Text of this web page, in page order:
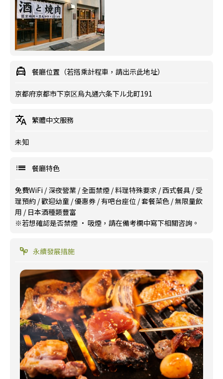
餐廳位置（若搭乘計程車，請出示此地址）
京都府京都市下京区烏丸通六条下ル北町191
繁體中文服務
未知
餐廳特色
免費WiFi /深夜營業 /全面禁煙 /料理特殊要求 /西式餐具 /受
理預約 /歡迎幼童 /優惠券 /有吧台座位 /套餐菜色 /無限量飲
用 / 日本酒種類豐富
※若想確認是否禁煙 · 吸煙，請在備考欄中寫下相關咨詢。
永續發展措施